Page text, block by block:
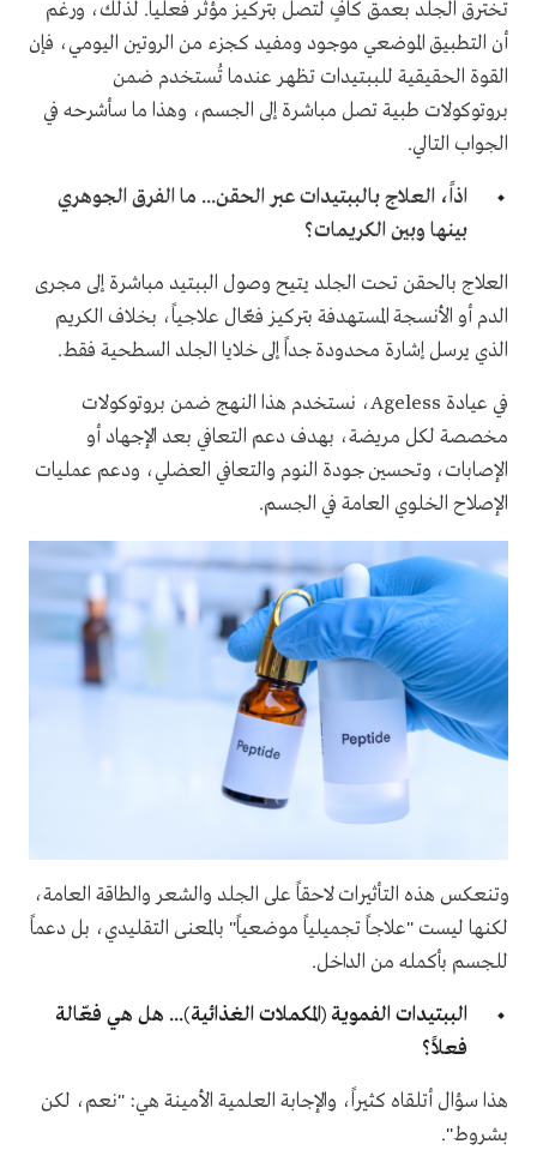
تخترق الجلد بعمق كافٍ لتصل بتركيز مؤثر فعلياً. لذلك، ورغم
أن التطبيق الموضعي موجود ومفيد كجزء من الروتين اليومي، فإن
القوة الحقيقية للببتيدات تظهر عندما تُستخدم ضمن
بروتوكولات طبية تصل مباشرة إلى الجسم، وهذا ما سأشرحه في
الجواب التالي.
اذاً، العلاج بالببتيدات عبر الحقن... ما الفرق الجوهري
بينها وبين الكريمات؟
العلاج بالحقن تحت الجلد يتيح وصول الببتيد مباشرة إلى مجرى
الدم أو الأنسجة المستهدفة بتركيز فعّال علاجياً، بخلاف الكريم
الذي يرسل إشارة محدودة جداً إلى خلايا الجلد السطحية فقط.
في عيادة Ageless، نستخدم هذا النهج ضمن بروتوكولات
مخصصة لكل مريضة، بهدف دعم التعافي بعد الإجهاد أو
الإصابات، وتحسين جودة النوم والتعافي العضلي، ودعم عمليات
الإصلاح الخلوي العامة في الجسم.
وتنعكس هذه التأثيرات لاحقاً على الجلد والشعر والطاقة العامة،
لكنها ليست "علاجاً تجميلياً موضعياً" بالمعنى التقليدي، بل دعماً
للجسم بأكمله من الداخل.
الببتيدات الفموية (المكملات الغذائية)... هل هي فعّالة
فعلاً؟
هذا سؤال أتلقاه كثيراً، والإجابة العلمية الأمينة هي: "نعم، لكن
بشروط".